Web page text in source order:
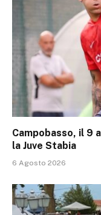
Campobasso, il 9
la Juve Stabia
6 Agosto 2026